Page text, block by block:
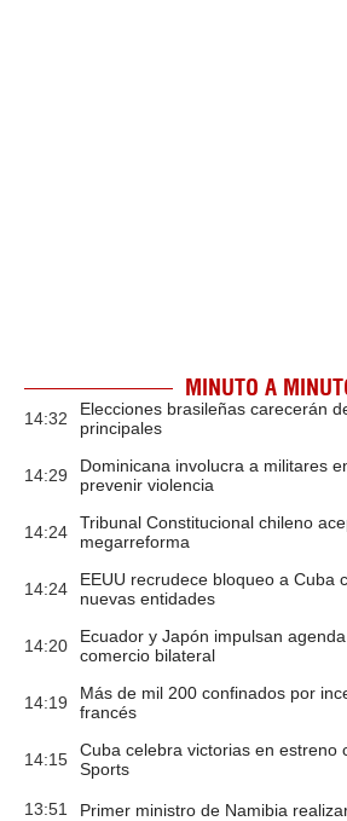
MINUTO A
14:32
Elecciones brasileñas carecerán
principales
14:29
Dominicana involucra a militares
prevenir violencia
14:24
Tribunal Constitucional chileno
megarreforma
14:24
EEUU recrudece bloqueo a Cuba
nuevas entidades
14:20
Ecuador y Japón impulsan
comercio bilateral
14:19
Más de mil 200 confinados por
francés
14:15
Cuba celebra victorias en estreno
Sports
13:51 Primer ministro de Namibia